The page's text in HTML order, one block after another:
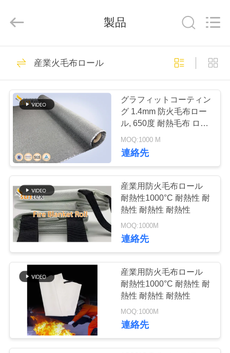
へ
製
品
わ
た
し
た
ち
supplier.
Suntex
Industrial
Co.,Ltd..
Rights
Reserved.
シリコーンの上塗
を施してあるガラ
ス繊維の生地
929
耐火性のガラス繊維
の生地
107
高温ガラス繊維の布
198
製品
産業火毛布ロール
グラフィットコーティン
グ 1.4mm 防火毛布ロー
ル, 650度 耐熱毛布 ロー
ル上
MOQ:1000 M
連絡先
産業用防火毛布ロール
耐熱性1000°C 耐熱性 耐
熱性 耐熱性 耐熱性
MOQ:1000M
連絡先
産業用防火毛布ロール
耐熱性1000°C 耐熱性 耐
熱性 耐熱性 耐熱性
MOQ:1000M
連絡先